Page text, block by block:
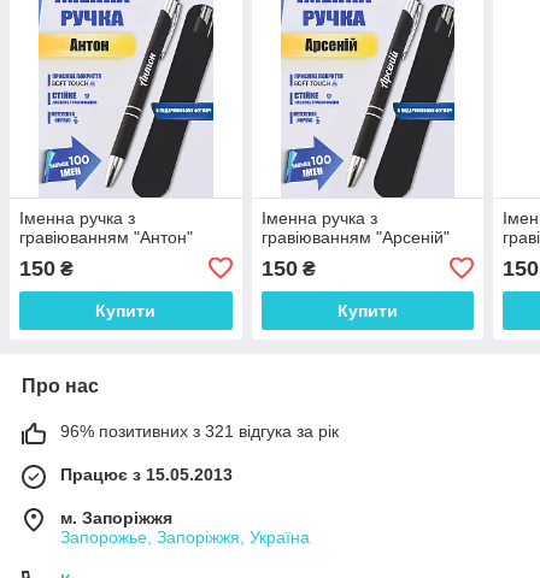
Іменна ручка з
гравіюванням "Антон"
150 ₴
Купити
Іменна ручка з
гравіюванням "Арсеній"
150₴
Купити
150
Про нас
96% позитивних з 321 відгука за рік
Працює з 15.05.2013
м. Запоріжжя
Запорожье, Запоріжжя, Україна